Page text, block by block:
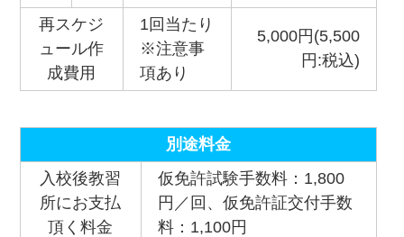
再スケジ
ュール作
成費用
1回当たり
※注意事
項あり
5,000円(5,500
円:税込)
別途料金
入校後教習
所にお支払
頂く料金
仮免許試験手数料：1,800
円／回、仮免許証交付手数
料：1,100円